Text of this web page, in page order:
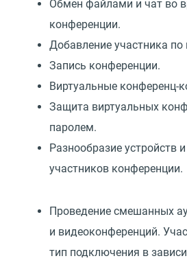
Обмен файлами и чат во
конференции.
Добавление участника
Запись конференции.
Виртуальные конференц-
Защита виртуальных
паролем.
Разнообразие устройств
участников конференции.
Проведение смешанных
и видеоконференций.
тип подключения в